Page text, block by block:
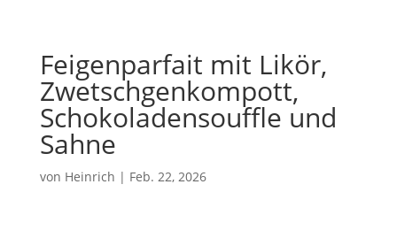
Feigenparfait mit Likör,
Zwetschgenkompott,
Schokoladensouffle und
Sahne
von Heinrich | Feb. 22, 2026